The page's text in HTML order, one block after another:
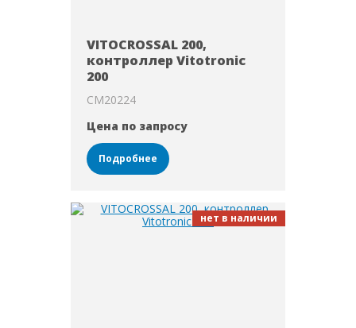
VITOCROSSAL 200,
контроллер Vitotronic
200
CM20224
Цена по запросу
Подробнее
нет в наличии